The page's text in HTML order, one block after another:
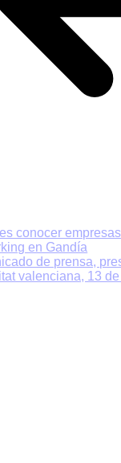
conocer
en Gandía
de prensa,
valenciana, 13